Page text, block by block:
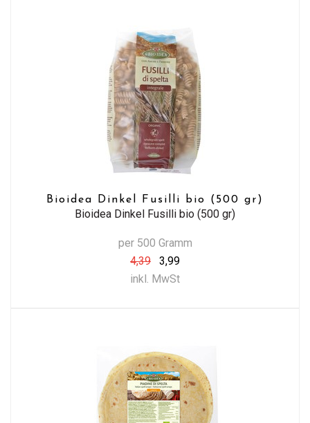
Bioidea Dinkel Fusilli bio (500 gr)
Bioidea Dinkel Fusilli bio (500 gr)
per 500 Gramm
4,39
3,99
inkl. MwSt